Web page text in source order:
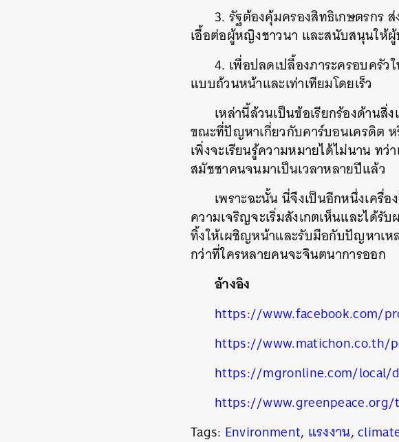
3. รัฐต้องคุ้มครองสิทธิเกษตรกร
เอื้อต่อผู้หญิงชาวนา และสนับสนุนให้ผู้
4. เพื่อปลดเปลื้องภาระครอบครัว
แบบถ้วนหน้าและเท่าเทียมโดยเร็ว
เหล่านี้ล้วนเป็นข้อเรียกร้องด้านสิ่
ขณะที่ปัญหาเกี่ยวกับคาร์บอนเครดิต
เพิ่งจะเรียนรู้ความหมายได้ไม่นาน ท
สมัชชาคนจนมาเป็นเวลาหลายปีแล้ว
เพราะฉะนั้น นี่จึงเป็นอีกหนึ่งเค
ความเจริญจะเริ่มสังเกตเห็นและได้
ทิ้งให้เผชิญหน้าและรับมือกับปัญหาเห
กว่าที่ใครหลายคนจะจินตนาการออก
อ้างอิง
https://www.facebook.com/
https://www.matichon.co.th/
https://mgronline.com/local/
https://
Tags: Environment, แรงงาน,